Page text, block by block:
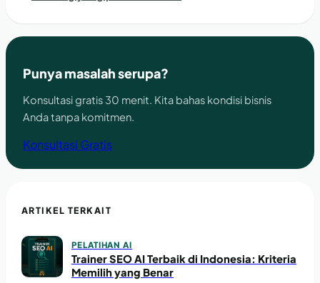
Punya masalah serupa?
Konsultasi gratis 30 menit. Kita bahas kondisi bisnis
Anda tanpa komitmen.
Konsultasi Gratis
ARTIKEL TERKAIT
PELATIHAN AI
Trainer SEO AI Terbaik di Indonesia: Kriteria
Memilih yang Benar